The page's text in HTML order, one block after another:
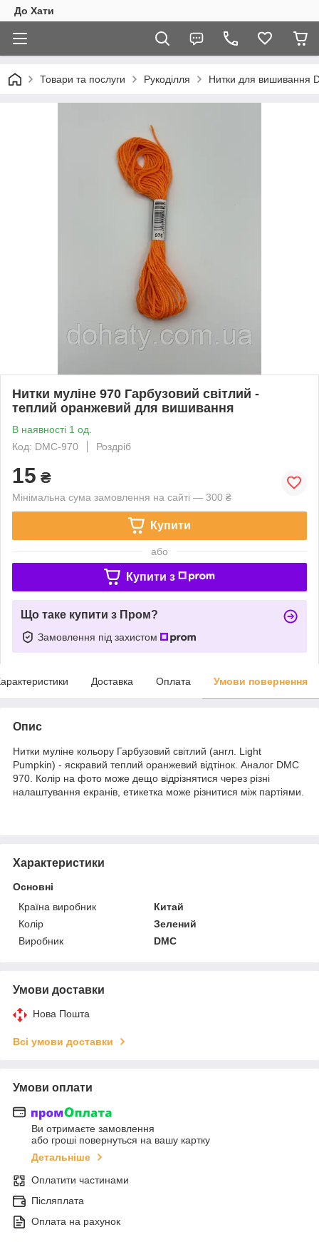
До Хати
Товари та послуги Рукоділля Нитки для вишивання
Нитки муліне 970 Гарбузовий світлий -
теплий оранжевий для вишивання
В наявності 1 од.
Код: DMC-970
Роздріб
15 ₴
Мінімальна сума замовлення на сайті — 300 ₴
Купити
або
Купити з
Що таке купити з Пром?
Замовлення під захистом
Доставка Оплата Умови повернення
Опис
Нитки муліне кольору Гарбузовий світлий (англ. Light
Pumpkin) - яскравий теплий оранжевий відтінок. Аналог DMC
970. Колір на фото може дещо відрізнятися через різні
налаштування екранів, етикетка може різнитися між партіями.
Характеристики
Основні
Країна виробник
Китай
Колір
Зелений
Виробник
DMC
Умови доставки
Нова Пошта
Всі умови доставки
Умови оплати
Ви отримаєте замовлення
або гроші повернуться на вашу картку
Детальніше
Оплатити частинами
Післяплата
Оплата на рахунок